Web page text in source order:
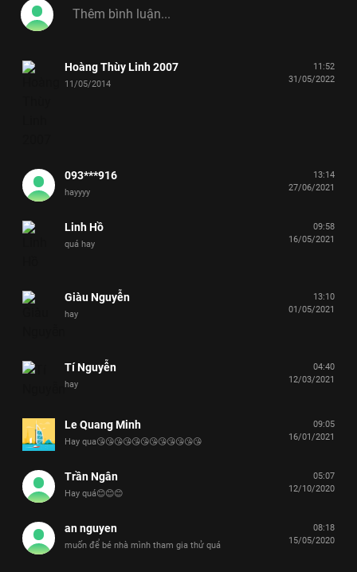
Hoàng Thùy Linh 2007
11/05/2014
11:52
31/05/2022
093***916
hayyyy
13:14
27/06/2021
Linh Hồ
quá hay
09:58
16/05/2021
Giàu Nguyễn
hay
13:10
01/05/2021
Tí Nguyễn
hay
04:40
12/03/2021
Le Quang Minh
Hay qua😘😘😘😘😘😘😘😘😘😘😘😘
09:05
16/01/2021
Trần Ngân
Hay quá😊😊😊
05:07
12/10/2020
an nguyen
muốn để bé nhà mình tham gia thử quá
08:18
15/05/2020